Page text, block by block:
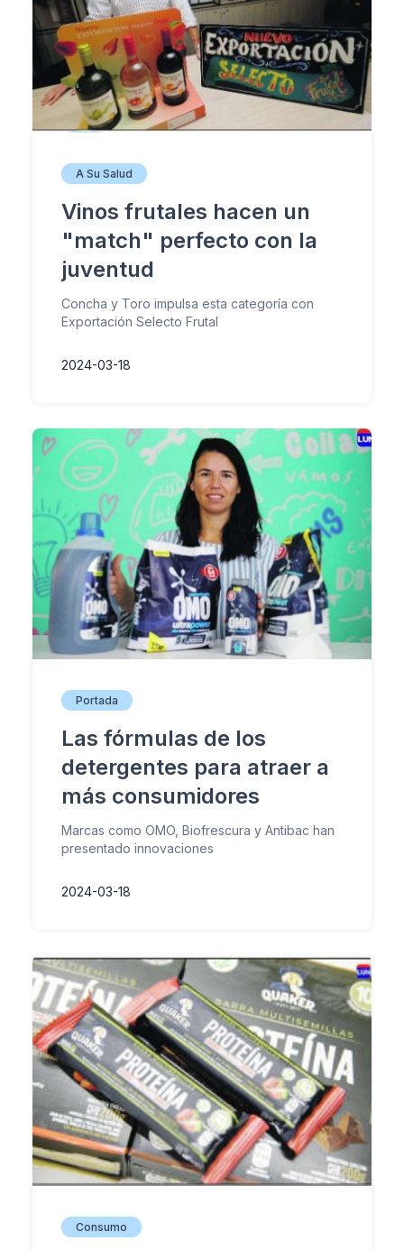
A Su Salud
Vinos frutales hacen un
"match" perfecto con la
juventud
Concha y Toro impulsa esta categoría con
Exportación Selecto Frutal
2024-03-18
Portada
Las fórmulas de los
detergentes para atraer a
más consumidores
Marcas como OMO, Biofrescura y Antibac han
presentado innovaciones
2024-03-18
Consumo